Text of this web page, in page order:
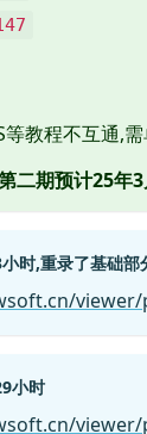
教程不互通,
二期预计25年
时,重录了基础部
viewer/
小时
viewer/